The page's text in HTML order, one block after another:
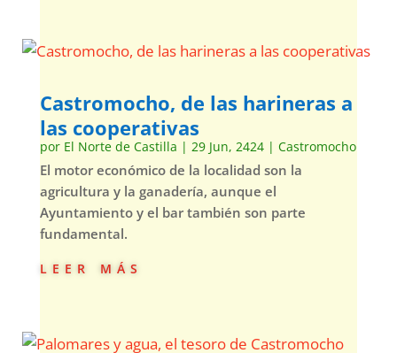
Castromocho, de las harineras a
las cooperativas
por El Norte de Castilla | 29 Jun, 2424| Castromocho
El motor económico de la localidad son la
agricultura y la ganadería, aunque el
Ayuntamiento y el bar también son parte
fundamental.
leer más